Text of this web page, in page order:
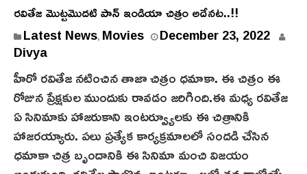
రవితేజ మొట్టమొదటి పాన్ ఇండియా చిత్రం అదేనట..!!
Latest News, Movies December 23, 2022
Divya
హీరో రవితేజ నటించిన తాజా చిత్రం ధమాకా. ఈ చిత్రం ఈ
రోజున ప్రేక్షకుల ముందుకు రావడం జరిగింది.ఈ మధ్య రవితేజ
ఏ సినిమాకు హాజరుకాని ఇంటర్వ్యూలకు ఈ చిత్రానికి
హాజరయ్యారు. పలు ప్రత్యేక కార్యక్రమాలలో సందడి చేసిన
ధమాకా చిత్ర బృందానికి ఈ సినిమా మంచి విజయం